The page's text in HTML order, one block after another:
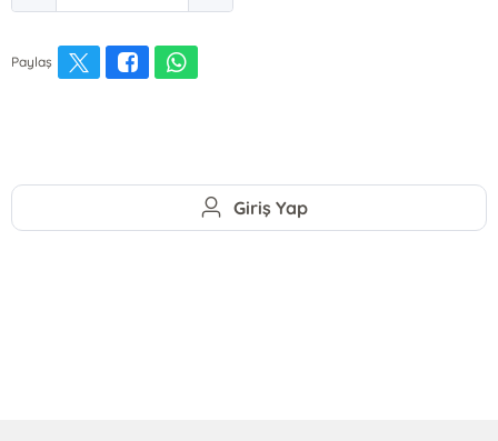
Paylaş
Giriş Yap